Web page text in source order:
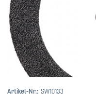
Artikel-Nr.: SW10133